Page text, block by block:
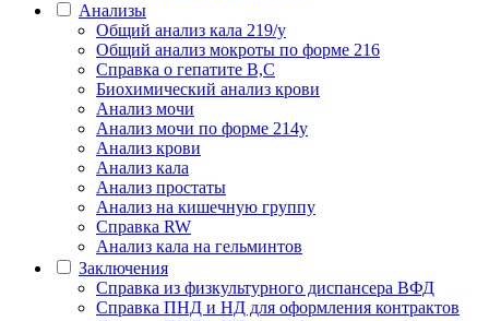
Анализы
Общий анализ кала 219/у
Общий анализ мокроты по форме 216
Справка о гепатите B,C
Биохимический анализ крови
Анализ мочи
Анализ мочи по форме 214у
Анализ крови
Анализ кала
Анализ простаты
Анализ на кишечную группу
Справка RW
Анализ кала на гельминтов
Заключения
Cправка из физкультурного диспансера ВФД
Справка ПНД и НД для оформления контрактов